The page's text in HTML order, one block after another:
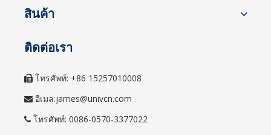
สินค้า
ติดต่อเรา
 โทรศัพท์: +86 15257010008
 อีเมล:james@univcn.com
 โทรศัพท์: 0086-0570-3377022